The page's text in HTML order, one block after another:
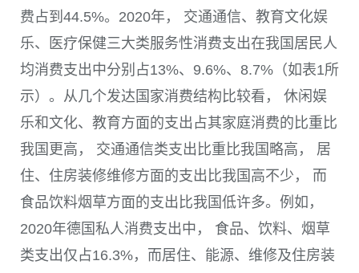
费占到 44.5%。 2020年， 交通通信、教育文化娱
乐、医疗保健三大类服务性消费支出在我国居民人
均消费支出中分别占13%、 9.6%、 8.7% （如表1所
示）。从几个发达国家消费结构比较看， 休闲娱
乐和文化、教育方面的支出占其家庭消费的比重比
我国更高， 交通通信类支出比重比我国略高， 居
住、住房装修维修方面的支出比我国高不少， 而
食品饮料烟草方面的支出比我国低许多。例如，
2020年德国私人消费支出中， 食品、饮料、烟草
类支出仅占16.3%，而居住、能源、维修及住房装